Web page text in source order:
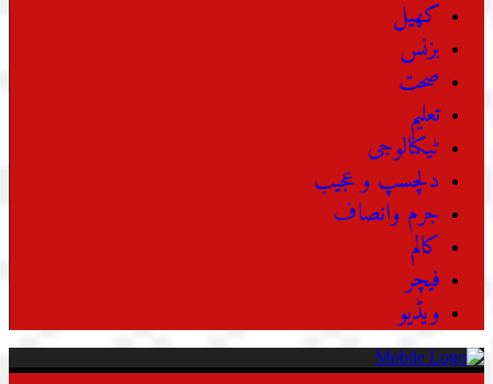
کھیل
بزنس
صحت
تعلیم
ٹیکنالوجی
دلچسپ و عجیب
جرم وانصاف
کالم
فیچر
ویڈیو